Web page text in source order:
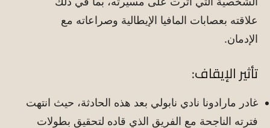
علاقته بعصابات المافيا الإيطالية وصراعاته مع
الإدمان.
تأثير الإيقاف:
غادر مارادونا نادي نابولي بعد هذه الحادثة، حيث انتهت
فترته الناجحة مع الفريق الذي قاده لتحقيق بطولات